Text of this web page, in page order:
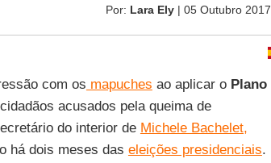
Por: Lara Ely| 05 Outubro 2017
com os mapuches ao aplicar oPlano
acusados pela queima de
do interior de Michele Bachelet,
há dois meses das eleições presidenciais.